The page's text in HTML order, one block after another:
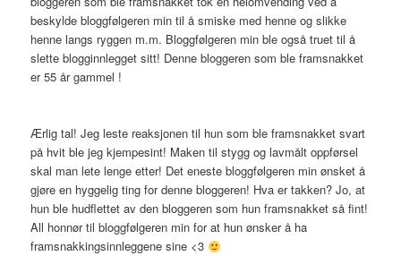
beskylde bloggfølgeren min til å smiske med henne og slikke
henne langs ryggen m.m. Bloggfølgeren min ble også truet til å
slette blogginnlegget sitt! Denne bloggeren som ble framsnakket
er 55 år gammel !
Ærlig tal! Jeg leste reaksjonen til hun som ble framsnakket svart
på hvit ble jeg kjempesint! Maken til stygg og lavmålt oppførsel
skal man lete lenge etter! Det eneste bloggfølgeren min ønsket å
gjøre en hyggelig ting for denne bloggeren! Hva er takken? Jo, at
hun ble hudflettet av den bloggeren som hun framsnakket så fint!
All honnør til bloggfølgeren min for at hun ønsker å ha
framsnakkingsinnleggene sine <3